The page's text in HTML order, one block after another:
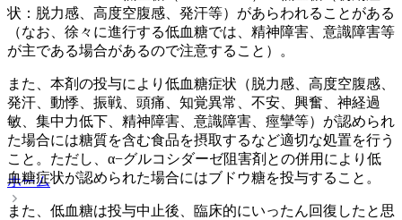
状：脱力感、高度空腹感、発汗等）があらわれることがある
（なお、徐々に進行する低血糖では、精神障害、意識障害等
が主である場合があるので注意すること）。
また、本剤の投与により低血糖症状（脱力感、高度空腹感、
発汗、動悸、振戦、頭痛、知覚異常、不安、興奮、神経過
敏、集中力低下、精神障害、意識障害、痙攣等）が認められ
た場合には糖質を含む食品を摂取するなど適切な処置を行う
こと。ただし、α−グルコシダーゼ阻害剤との併用により低
血糖症状が認められた場合にはブドウ糖を投与すること。
また、低血糖は投与中止後、臨床的にいったん回復したと思
ホーム